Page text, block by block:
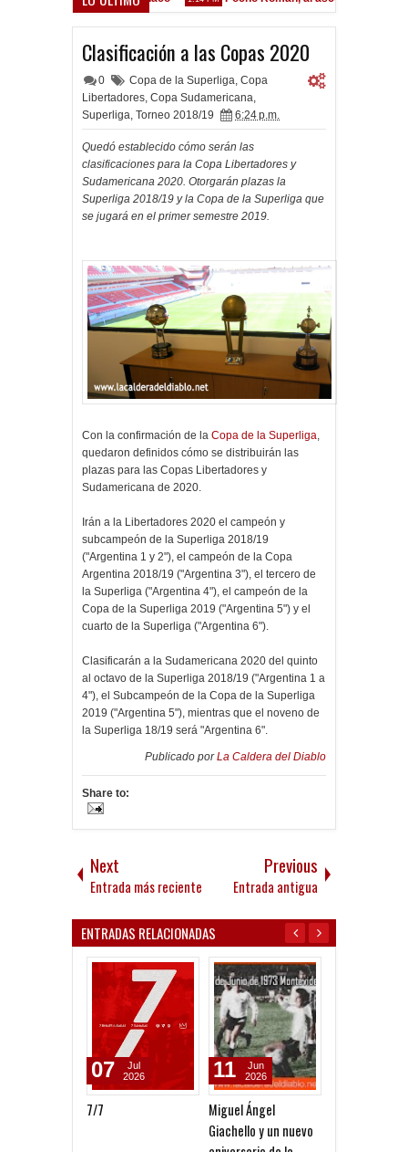
Clasificación a las Copas 2020
0 Copa de la Superliga, Copa
Libertadores, Copa Sudamericana,
Superliga, Torneo 2018/19 6:24 p.m.
Quedó establecido cómo serán las
clasificaciones para la Copa Libertadores y
Sudamericana 2020. Otorgarán plazas la
Superliga 2018/19 y la Copa de la Superliga que
se jugará en el primer semestre 2019.
Con la confirmación de la Copa de la Superliga,
quedaron definidos cómo se distribuirán las
plazas para las Copas Libertadores y
Sudamericana de 2020.
Irán a la Libertadores 2020 el campeón y
subcampeón de la Superliga 2018/19
("Argentina 1 y 2"), el campeón de la Copa
Argentina 2018/19 ("Argentina 3"), el tercero de
la Superliga ("Argentina 4"), el campeón de la
Copa de la Superliga 2019 ("Argentina 5") y el
cuarto de la Superliga ("Argentina 6").
Clasificarán a la Sudamericana 2020 del quinto
al octavo de la Superliga 2018/19 ("Argentina 1 a
4"), el Subcampeón de la Copa de la Superliga
2019 ("Argentina 5"), mientras que el noveno de
la Superliga 18/19 será "Argentina 6".
Publicado porLa Caldera del Diablo
Share to:
Next
Entrada más reciente
Previous
Entrada antigua
ENTRADAS RELACIONADAS
7/7
07
Jul
2026
Miguel Ángel
Giachello y un nuevo
11
Jun
2026